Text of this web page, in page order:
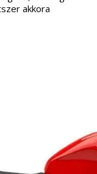
akkora